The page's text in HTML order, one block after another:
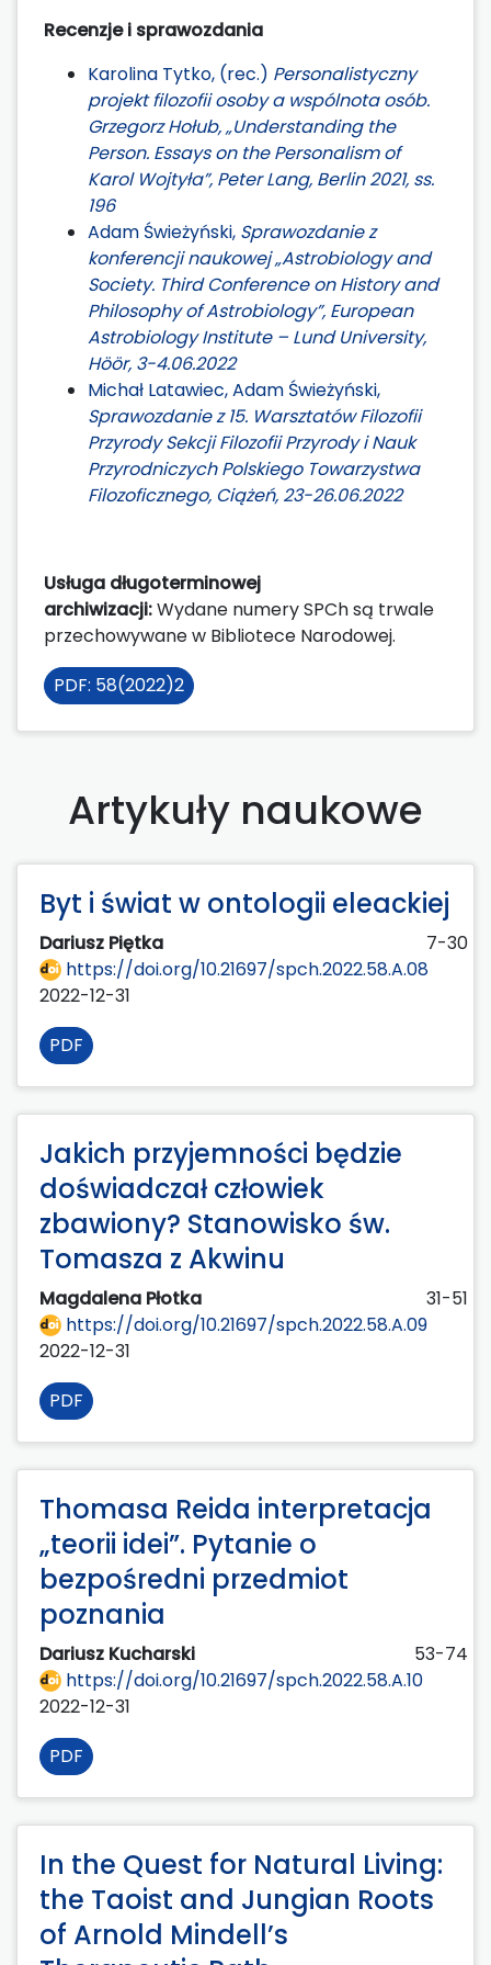
Recenzje i sprawozdania
Karolina Tytko, (rec.) Personalistyczny
projekt filozofii osoby a wspólnota osób.
Grzegorz Hołub, „Understanding the
Person. Essays on the Personalism of
Karol Wojtyła”, Peter Lang, Berlin 2021, ss.
196
Adam Świeżyński, Sprawozdanie z
konferencji naukowej „Astrobiology and
Society. Third Conference on History and
Philosophy of Astrobiology”, European
Astrobiology Institute – Lund University,
Höör, 3-4.06.2022
Michał Latawiec, Adam Świeżyński,
Sprawozdanie z 15. Warsztatów Filozofii
Przyrody Sekcji Filozofii Przyrody i Nauk
Przyrodniczych Polskiego Towarzystwa
Filozoficznego, Ciążeń, 23-26.06.2022
Usługa długoterminowej
archiwizacji:Wydane numery SPCh są trwale
przechowywane w Bibliotece Narodowej.
PDF: 58(2022)2
Artykuły naukowe
Byt i świat w ontologii eleackiej
Dariusz Piętka
7-30
https://doi.org/10.21697/spch.2022.58.A.08
2022-12-31
PDF
Jakich przyjemności będzie
doświadczał człowiek
zbawiony? Stanowisko św.
Tomasza z Akwinu
Magdalena Płotka
31-51
https://doi.org/10.21697/spch.2022.58.A.09
2022-12-31
PDF
Thomasa Reida interpretacja
„teorii idei”. Pytanie o
bezpośredni przedmiot
poznania
Dariusz Kucharski
53-74
https://doi.org/10.21697/spch.2022.58.A.10
2022-12-31
PDF
In the Quest for Natural Living:
the Taoist and Jungian Roots
of Arnold Mindell’s